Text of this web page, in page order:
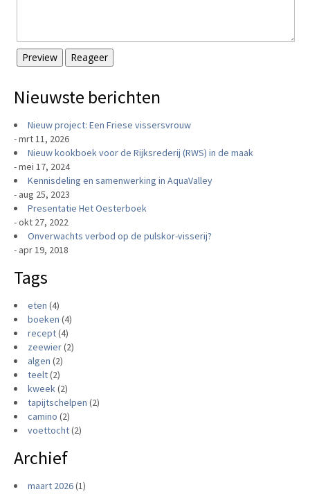
Preview Reageer
Nieuwste berichten
Nieuw project: Een Friese vissersvrouw
- mrt 11, 2026
Nieuw kookboek voor de Rijksrederij (RWS) in de maak
- mei 17, 2024
Kennisdeling en samenwerking in AquaValley
- aug 25, 2023
Presentatie Het Oesterboek
- okt 27, 2022
Onverwachts verbod op de pulskor-visserij?
- apr 19, 2018
Tags
eten (4)
boeken (4)
recept(4)
zeewier(2)
algen (2)
teelt(2)
kweek(2)
tapijtschelpen (2)
camino (2)
voettocht(2)
Archief
maart 2026(1)